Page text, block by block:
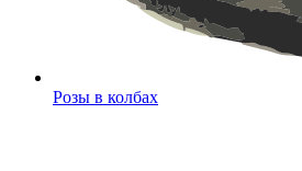
Розы в колбах